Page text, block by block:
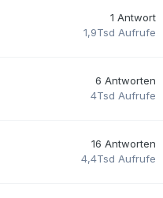
1 Antwort
1,9Tsd Aufrufe
6 Antworten
4Tsd Aufrufe
16 Antworten
4,4Tsd Aufrufe